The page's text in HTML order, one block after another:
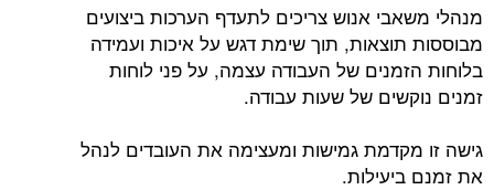
מנהלי משאבי אנוש צריכים לתעדף הערכות ביצועים
מבוססות תוצאות, תוך שימת דגש על איכות ועמידה
בלוחות הזמנים של העבודה עצמה, על פני לוחות
זמנים נוקשים של שעות עבודה.
גישה זו מקדמת גמישות ומעצימה את העובדים לנהל
את זמנם ביעילות.